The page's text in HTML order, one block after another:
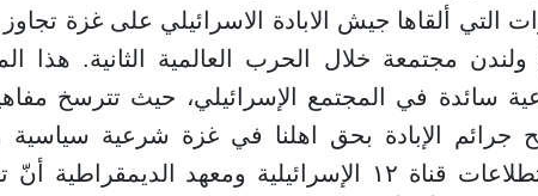
التي ألقاها جيش الابادة الاسرائيلي على غزة
مجتمعة خلال الحرب العالمية الثانية. هذا
سائدة في المجتمع الإسرائيلي، حيث تترسخ
جرائم الإبادة بحق اهلنا في غزة شرعية سياسية
واسعة. وتُظهر استطلاعات قناة ١٢ الإسرائيلية ومعهد